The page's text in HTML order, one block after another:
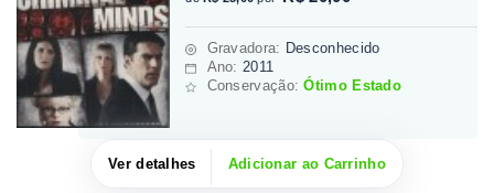
Gravadora: Desconhecido
Ano: 2011
Conservação:Ótimo Estado
Ver detalhes Adicionar ao Carrinho